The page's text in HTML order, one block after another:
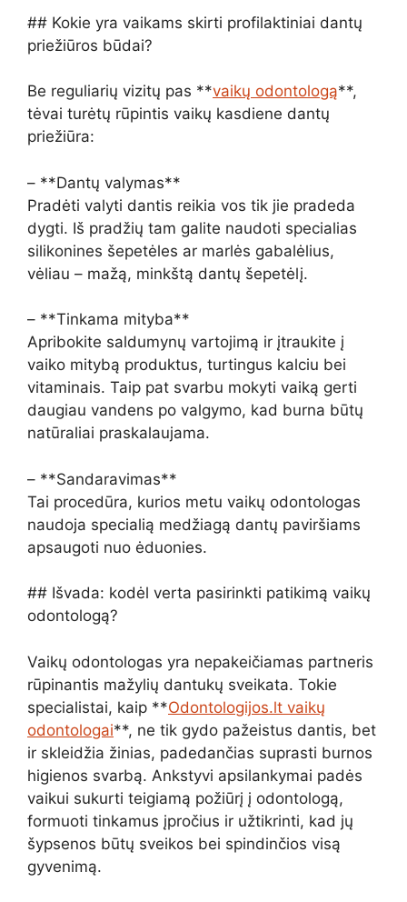
## Kokie yra vaikams skirti profilaktiniai dantų
priežiūros būdai?
Be reguliarių vizitų pas **vaikų odontologą**,
tėvai turėtų rūpintis vaikų kasdiene dantų
priežiūra:
– **Dantų valymas**
Pradėti valyti dantis reikia vos tik jie pradeda
dygti. Iš pradžių tam galite naudoti specialias
silikonines šepetėles ar marlės gabalėlius,
vėliau – mažą, minkštą dantų šepetėlį.
– **Tinkama mityba**
Apribokite saldumynų vartojimą ir įtraukite į
vaiko mitybą produktus, turtingus kalciu bei
vitaminais. Taip pat svarbu mokyti vaiką gerti
daugiau vandens po valgymo, kad burna būtų
natūraliai praskalaujama.
– **Sandaravimas**
Tai procedūra, kurios metu vaikų odontologas
naudoja specialią medžiagą dantų paviršiams
apsaugoti nuo ėduonies.
## Išvada: kodėl verta pasirinkti patikimą vaikų
odontologą?
Vaikų odontologas yra nepakeičiamas partneris
rūpinantis mažylių dantukų sveikata. Tokie
specialistai, kaip **Odontologijos.lt vaikų
odontologai**, ne tik gydo pažeistus dantis, bet
ir skleidžia žinias, padedančias suprasti burnos
higienos svarbą. Ankstyvi apsilankymai padės
vaikui sukurti teigiamą požiūrį į odontologą,
formuoti tinkamus įpročius ir užtikrinti, kad jų
šypsenos būtų sveikos bei spindinčios visą
gyvenimą.